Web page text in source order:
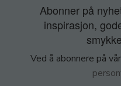
Abonner på
inspirasjon,
Ved å abonnere på